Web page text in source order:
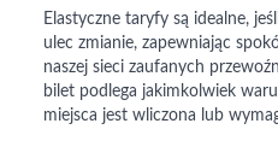
Elastyczne taryfy są idealne,
ulec zmianie, zapewniając
naszej sieci zaufanych
bilet podlega jakimkolwiek
miejsca jest wliczona lub